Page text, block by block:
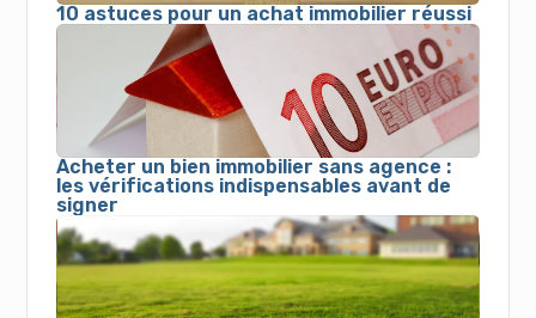
10 astuces pour un achat immobilier réussi
Acheter un bien immobilier sans agence :
les vérifications indispensables avant de
signer